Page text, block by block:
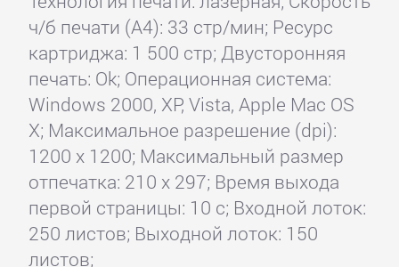
ч/б печати (А4): 33 стр/мин; Ресурс
картриджа: 1 500 стр; Двусторонняя
печать: Ok; Операционная система:
Windows 2000, XP, Vista, Apple Mac OS
X; Максимальное разрешение (dpi):
1200 x 1200; Максимальный размер
отпечатка: 210 x 297; Время выхода
первой страницы: 10 с; Входной лоток:
250 листов; Выходной лоток: 150
листов;